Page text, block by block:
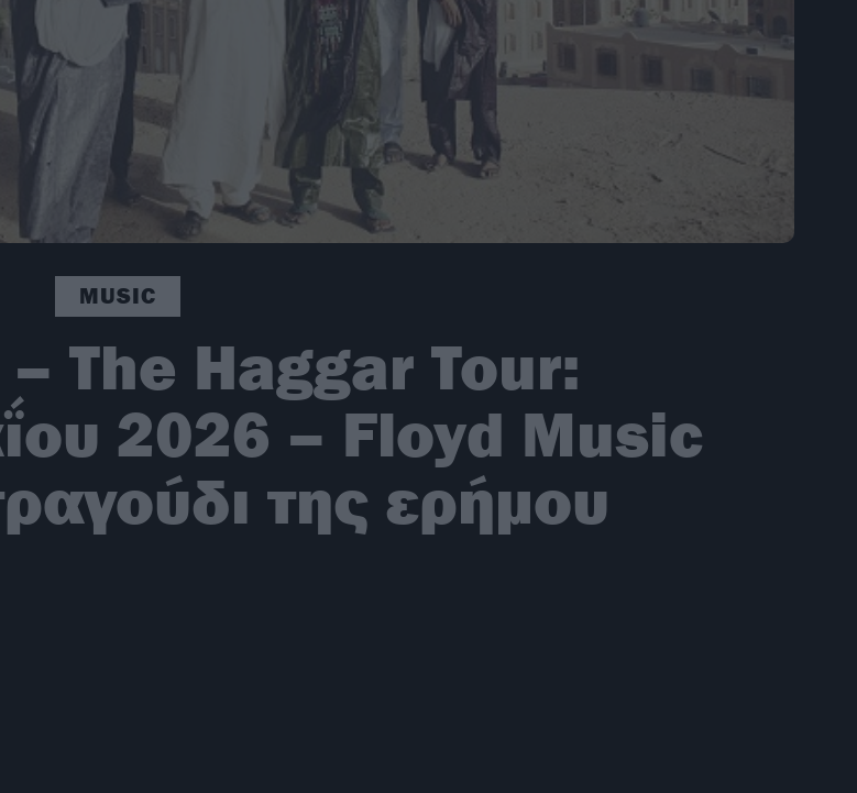
MUSIC
– The Haggar Tour:
2026 – Floyd Music
της ερήμου